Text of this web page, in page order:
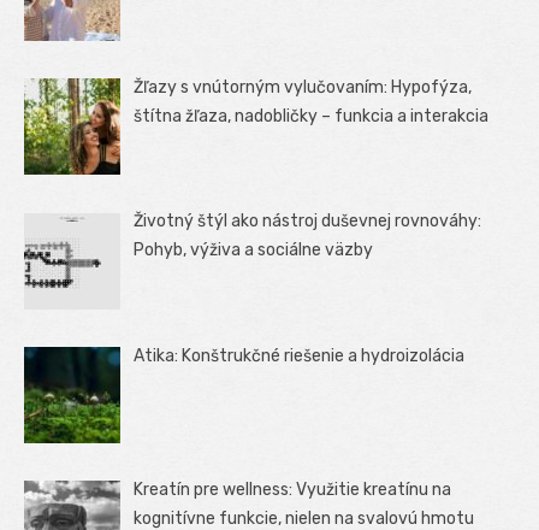
Žľazy s vnútorným vylučovaním: Hypofýza,
štítna žľaza, nadobličky – funkcia a interakcia
Životný štýl ako nástroj duševnej rovnováhy:
Pohyb, výživa a sociálne väzby
Atika: Konštrukčné riešenie a hydroizolácia
Kreatín pre wellness: Využitie kreatínu na
kognitívne funkcie, nielen na svalovú hmotu